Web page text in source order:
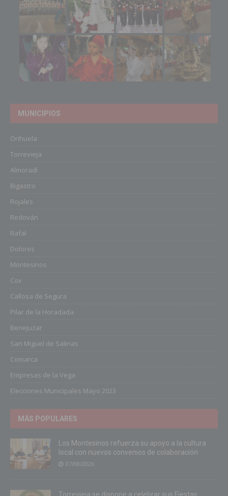
MUNICIPIOS
Orihuela
Torrevieja
Almoradí
Bigastro
Rojales
Redován
Rafal
Dolores
Montesinos
Cox
Callosa de Segura
Pilar de la Horadada
Benejuzar
San Miguel de Salinas
Comarca
Empresas de la Vega
Elecciones Municipales Mayo 2023
MÁS POPULARES
Los Montesinos refuerza su apoyo a la cultura
local con nuevos convenios de colaboración
07/08/2026